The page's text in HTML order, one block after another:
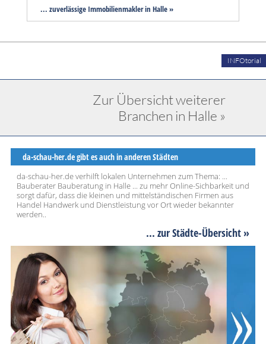
... zuverlässige Immobilienmakler in Halle »
INFOtorial
Zur Übersicht weiterer
Branchen in Halle »
da-schau-her.de gibt es auch in anderen Städten
da-schau-her.de verhilft lokalen Unternehmen zum Thema: ...
Bauberater Bauberatung in Halle ... zu mehr Online-Sichbarkeit und
sorgt dafür, dass die kleinen und mittelständischen Firmen aus
Handel Handwerk und Dienstleistung vor Ort wieder bekannter
werden..
... zur Städte-Übersicht »